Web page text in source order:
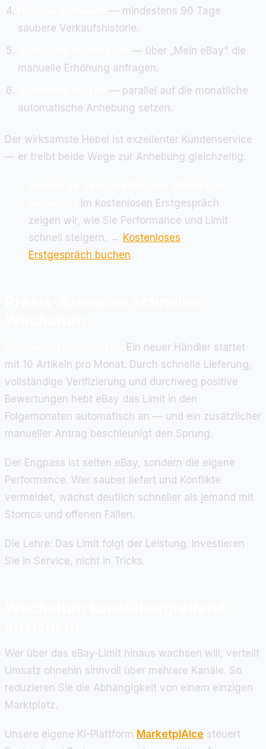
— mindestens 90 Tage
saubere Verkaufshistorie.
— über „Mein eBay" die
manuelle Erhöhung anfragen.
— parallel auf die monatliche
automatische Anhebung setzen.
Der wirksamste Hebel ist exzellenter Kundenservice
— er treibt beide Wege zur Anhebung gleichzeitig.
Im kostenlosen Erstgespräch
zeigen wir, wie Sie Performance und Limit
schnell steigern. → Kostenloses
Erstgespräch buchen
Ein neuer Händler startet
mit 10 Artikeln pro Monat. Durch schnelle Lieferung,
vollständige Verifizierung und durchweg positive
Bewertungen hebt eBay das Limit in den
Folgemonaten automatisch an — und ein zusätzlicher
manueller Antrag beschleunigt den Sprung.
Der Engpass ist selten eBay, sondern die eigene
Performance. Wer sauber liefert und Konflikte
vermeidet, wächst deutlich schneller als jemand mit
Stornos und offenen Fällen.
Die Lehre: Das Limit folgt der Leistung. Investieren
Sie in Service, nicht in Tricks.
Wer über das eBay-Limit hinaus wachsen will, verteilt
Umsatz ohnehin sinnvoll über mehrere Kanäle. So
reduzieren Sie die Abhängigkeit von einem einzigen
Marktplatz.
Unsere eigene KI-Plattform MarketplAIce steuert